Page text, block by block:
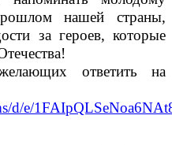
нашей страны,
за героев, которые
ответить на
d/e/